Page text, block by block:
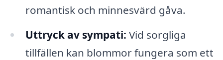
romantisk och minnesvärd gåva.
Uttryck av sympati: Vid sorgliga
tillfällen kan blommor fungera som ett